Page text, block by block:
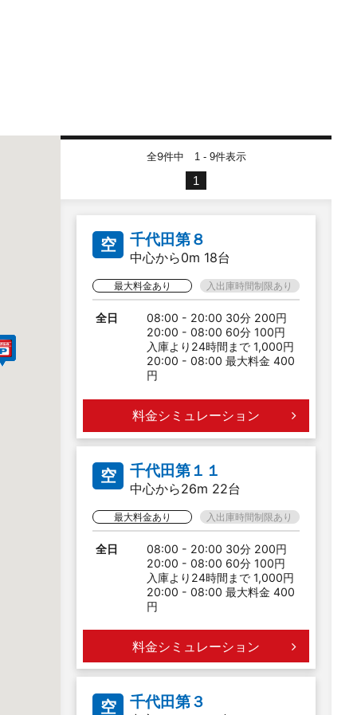
全9件中 1 - 9件表示
1
空 千代田第８
中心から0m 18台
最大料金あり 入出庫時間制限あり
全日
08:00 - 20:00 30分 200円
20:00 - 08:00 60分 100円
入庫より24時間まで 1,000円
20:00 - 08:00 最大料金 400
円
料金シミュレーション
空 千代田第１１
中心から26m 22台
最大料金あり 入出庫時間制限あり
全日
08:00 - 20:00 30分 200円
20:00 - 08:00 60分 100円
入庫より24時間まで 1,000円
20:00 - 08:00 最大料金 400
円
料金シミュレーション
空 千代田第３